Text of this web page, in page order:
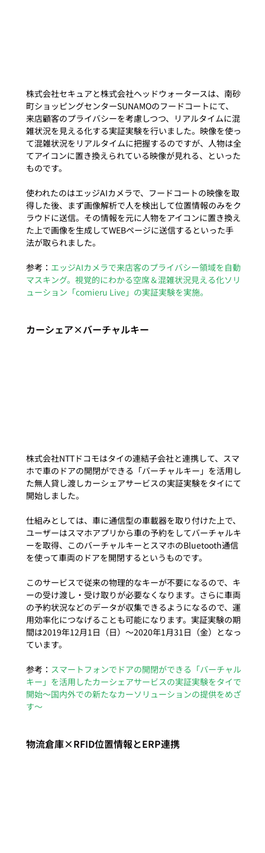
株式会社セキュアと株式会社ヘッドウォータースは、南砂
町ショッピングセンターSUNAMOのフードコートにて、
来店顧客のプライバシーを考慮しつつ、リアルタイムに混
雑状況を見える化する実証実験を行いました。映像を使っ
て混雑状況をリアルタイムに把握するのですが、人物は全
てアイコンに置き換えられている映像が見れる、といった
ものです。
使われたのはエッジAIカメラで、フードコートの映像を取
得した後、まず画像解析で人を検出して位置情報のみをク
ラウドに送信。その情報を元に人物をアイコンに置き換え
た上で画像を生成してWEBページに送信するといった手
法が取られました。
参考： エッジAIカメラで来店客のプライバシー領域を自動
マスキング。視覚的にわかる空席＆混雑状況見える化ソリ
ューション「comieru Live」の実証実験を実施。
カーシェア×バーチャルキー
株式会社NTTドコモはタイの連結子会社と連携して、スマ
ホで車のドアの開閉ができる「バーチャルキー」を活用し
た無人貸し渡しカーシェアサービスの実証実験をタイにて
開始しました。
仕組みとしては、車に通信型の車載器を取り付けた上で、
ユーザーはスマホアプリから車の予約をしてバーチャルキ
ーを取得、このバーチャルキーとスマホのBluetooth通信
を使って車両のドアを開閉するというものです。
このサービスで従来の物理的なキーが不要になるので、キ
ーの受け渡し・受け取りが必要なくなります。さらに車両
の予約状況などのデータが収集できるようになるので、運
用効率化につなげることも可能になります。実証実験の期
間は2019年12月1日（日）～2020年1月31日（金）となっ
ています。
参考： スマートフォンでドアの開閉ができる「バーチャル
キー」を活用したカーシェアサービスの実証実験をタイで
開始～国内外での新たなカーソリューションの提供をめざ
す～
物流倉庫×RFID位置情報とERP連携